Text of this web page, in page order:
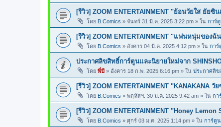
[รีวิว] ZOOM ENTERTAINMENT "ย้อนวัยใส ยัยซิน
โดย B.Comics » จันทร์ 31 มี.ค. 2025 3:22 pm » ใน การ์
[รีวิว] ZOOM ENTERTAINMENT "แฟนหนุ่มของฉั
โดย B.Comics » อังคาร 04 มี.ค. 2025 4:12 pm » ใน การ์
ประกาศลิขสิทธิ์การ์ตูนและนิยายใหม่จาก
โดย พี่บี » อังคาร 18 ก.พ. 2025 6:16 pm » ใน ประกาศลิ
[รีวิว] ZOOM ENTERTAINMENT "KANAKANA
โดย B.Comics » พฤหัสฯ. 30 ม.ค. 2025 9:42 am » ใน กา
[รีวิว] ZOOM ENTERTAINMENT "Honey
โดย B.Comics » ศุกร์ 03 ม.ค. 2025 1:14 pm » ใน การ์ตู